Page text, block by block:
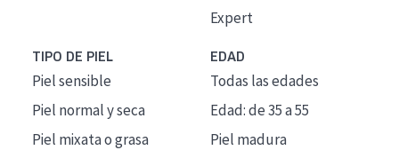
Expert
TIPO DE PIEL
Piel sensible
Piel normal y seca
Piel mixata o grasa
EDAD
Todas las edades
Edad: de 35 a 55
Piel madura